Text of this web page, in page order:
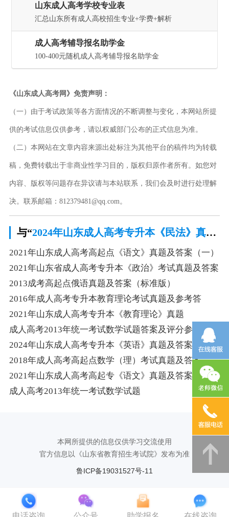
山东成人高考学校专业表
汇总山东所有成人高校招生专业+学费+解析
成人高考辅导报名助学金
100-400元随机成人高考辅导报名助学金
《山东成人高考网》免责声明：
（一）由于考试政策等各方面情况的不断调整与变化，本网站所提
供的考试信息仅供参考，请以权威部门公布的正式信息为准。
（二）本网站在文章内容来源出处标注为其他平台的稿件均为转载
稿，免费转载出于非商业性学习目的，版权归原作者所有。如您对
内容、版权等问题存在异议请与本站联系，我们会及时进行处理解
决。联系邮箱：812379481@qq.com。
与“2024年山东成人高考专升本《民法》真题及答案
2021年山东成人高考高起点《语文》真题及答案（一）
2021年山东省成人高考专升本《政治》考试真题及答案
2013成考高起点俄语真题及答案（标准版）
2016年成人高考专升本教育理论考试真题及参考答
2021年山东成人高考专升本《教育理论》真题
成人高考2013年统一考试数学试题答案及评分参考
2024年山东成人高考专升本《英语》真题及答案
2018年成人高考高起点数学（理）考试真题及答案
2021年山东成人高考高起专《语文》真题及答案（三）
成人高考2013年统一考试数学试题
本网所提供的信息仅供学习交流使用
官方信息以《山东省教育招生考试院》发布为准
鲁ICP备19031527号-11